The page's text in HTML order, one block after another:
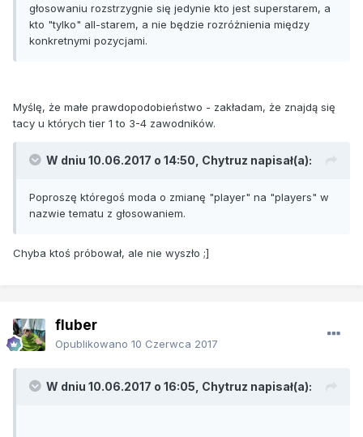
głosowaniu rozstrzygnie się jedynie kto jest superstarem, a
kto "tylko" all-starem, a nie będzie rozróżnienia między
konkretnymi pozycjami.
Myślę, że małe prawdopodobieństwo - zakładam, że znajdą się
tacy u których tier 1 to 3-4 zawodników.
W dniu 10.06.2017 o 14:50, Chytruz napisał(a):
Poproszę któregoś moda o zmianę "player" na "players" w
nazwie tematu z głosowaniem.
Chyba ktoś próbował, ale nie wyszło ;]
fluber
Opublikowano 10 Czerwca 2017
W dniu 10.06.2017 o 16:05, Chytruz napisał(a):